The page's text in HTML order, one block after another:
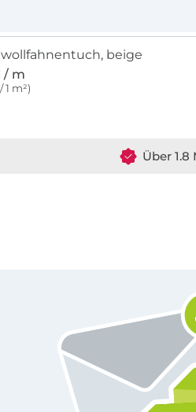
beige
/ m
1 m²)
Über